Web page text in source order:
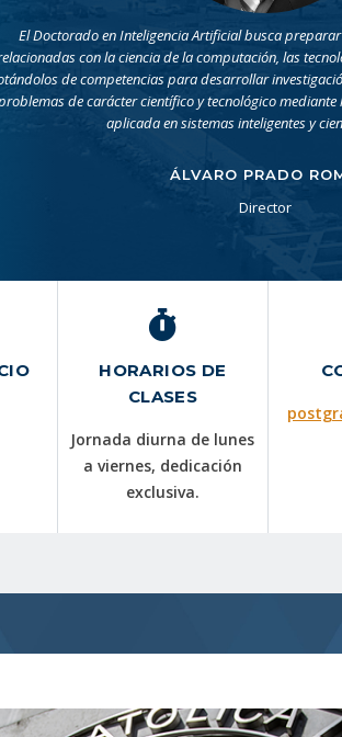
El Doctorado en Inteligencia Artificial busca
con la ciencia de la computación, las
de competencias para desarrollar
de carácter científico y tecnológico
aplicada en sistemas inteligentes y
ÁLVARO PRADO
Director
HORARIOS DE
CLASES
Jornada diurna de lunes
a viernes, dedicación
exclusiva.